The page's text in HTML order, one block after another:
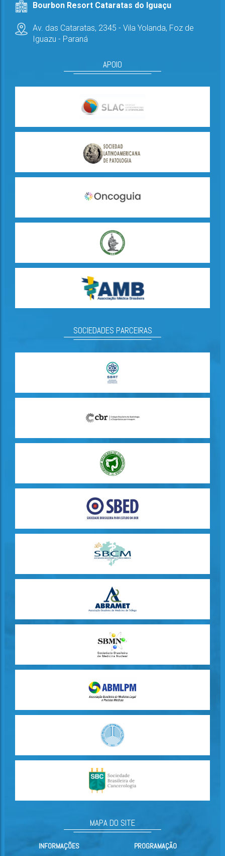
Bourbon Resort Cataratas do Iguaçu
Av. das Cataratas, 2345 - Vila Yolanda, Foz de
Iguazu - Paraná
APOIO
SOCIEDADES PARCEIRAS
MAPA DO SITE
INFORMAÇÕES PROGRAMAÇÃO